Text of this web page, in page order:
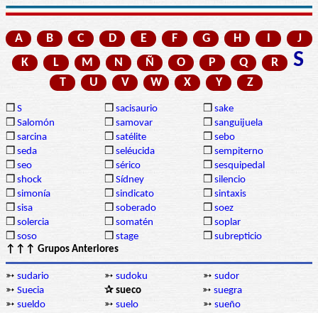
A B C D E F G H I
J
K
L M N Ñ O P Q R S
T U V W X Y Z
❒ S ❒ sacisaurio ❒ sake
❒ Salomón ❒ samovar ❒ sanguijuela
❒ sarcina ❒ satélite ❒ sebo
❒ seda ❒ seléucida ❒ sempiterno
❒ seo ❒ sérico ❒ sesquipedal
❒ shock ❒ Sídney ❒ silencio
❒ simonía ❒ sindicato ❒ sintaxis
❒ sisa ❒ soberado ❒ soez
❒ solercia ❒ somatén ❒ soplar
❒ soso ❒ stage ❒ subrepticio
↑↑↑ Grupos Anteriores
➳ sudario ➳ sudoku ➳ sudor
➳ Suecia ✰ sueco ➳ suegra
➳ sueldo ➳ suelo ➳ sueño